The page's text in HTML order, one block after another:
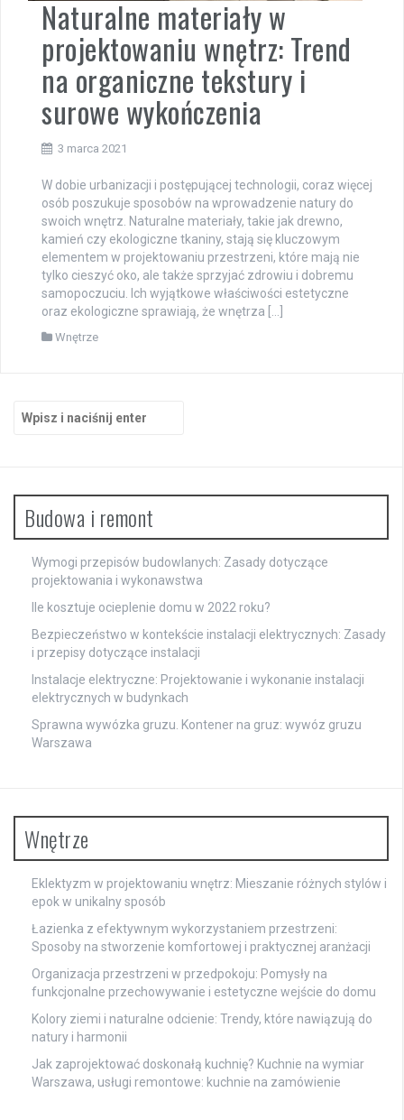
Naturalne materiały w
projektowaniu wnętrz: Trend
na organiczne tekstury i
surowe wykończenia
3 marca 2021
W dobie urbanizacji i postępującej technologii, coraz więcej
osób poszukuje sposobów na wprowadzenie natury do
swoich wnętrz. Naturalne materiały, takie jak drewno,
kamień czy ekologiczne tkaniny, stają się kluczowym
elementem w projektowaniu przestrzeni, które mają nie
tylko cieszyć oko, ale także sprzyjać zdrowiu i dobremu
samopoczuciu. Ich wyjątkowe właściwości estetyczne
oraz ekologiczne sprawiają, że wnętrza […]
Wnętrze
Budowa i remont
Wymogi przepisów budowlanych: Zasady dotyczące
projektowania i wykonawstwa
Ile kosztuje ocieplenie domu w 2022 roku?
Bezpieczeństwo w kontekście instalacji elektrycznych: Zasady
i przepisy dotyczące instalacji
Instalacje elektryczne: Projektowanie i wykonanie instalacji
elektrycznych w budynkach
Sprawna wywózka gruzu. Kontener na gruz: wywóz gruzu
Warszawa
Wnętrze
Eklektyzm w projektowaniu wnętrz: Mieszanie różnych stylów i
epok w unikalny sposób
Łazienka z efektywnym wykorzystaniem przestrzeni:
Sposoby na stworzenie komfortowej i praktycznej aranżacji
Organizacja przestrzeni w przedpokoju: Pomysły na
funkcjonalne przechowywanie i estetyczne wejście do domu
Kolory ziemi i naturalne odcienie: Trendy, które nawiązują do
natury i harmonii
Jak zaprojektować doskonałą kuchnię? Kuchnie na wymiar
Warszawa, usługi remontowe: kuchnie na zamówienie